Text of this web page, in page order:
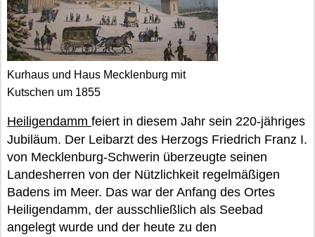
Kurhaus und Haus Mecklenburg mit
Kutschen um 1855
Heiligendamm feiert in diesem Jahr sein 220-jähriges
Jubiläum. Der Leibarzt des Herzogs Friedrich Franz I.
von Mecklenburg-Schwerin überzeugte seinen
Landesherren von der Nützlichkeit regelmäßigen
Badens im Meer. Das war der Anfang des Ortes
Heiligendamm, der ausschließlich als Seebad
angelegt wurde und der heute zu den